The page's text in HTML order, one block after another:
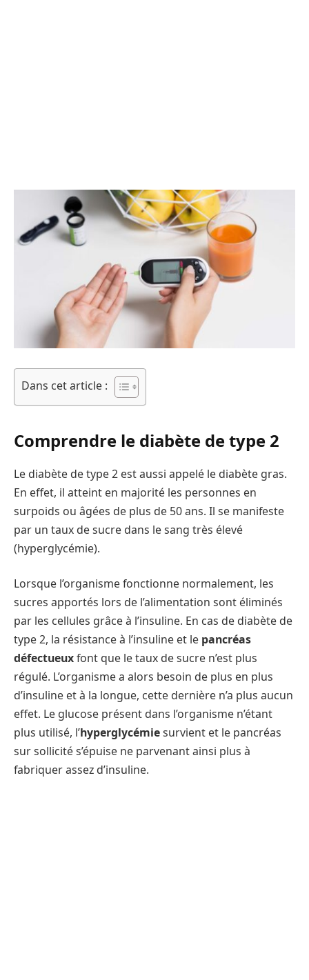
Dans cet article :
Comprendre le diabète de type 2
Le diabète de type 2 est aussi appelé le diabète gras.
En effet, il atteint en majorité les personnes en
surpoids ou âgées de plus de 50 ans. Il se manifeste
par un taux de sucre dans le sang très élevé
(hyperglycémie).
Lorsque l’organisme fonctionne normalement, les
sucres apportés lors de l’alimentation sont éliminés
par les cellules grâce à l’insuline. En cas de diabète de
type 2, la résistance à l’insuline et le pancréas
défectueuxfont que le taux de sucre n’est plus
régulé. L’organisme a alors besoin de plus en plus
d’insuline et à la longue, cette dernière n’a plus aucun
effet. Le glucose présent dans l’organisme n’étant
plus utilisé, l’hyperglycémiesurvient et le pancréas
sur sollicité s’épuise ne parvenant ainsi plus à
fabriquer assez d’insuline.